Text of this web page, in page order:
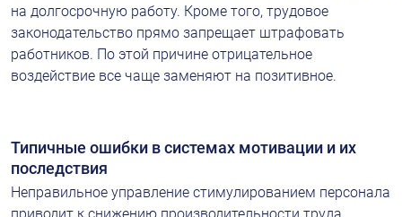
на долгосрочную работу. Кроме того, трудовое
законодательство прямо запрещает штрафовать
работников. По этой причине отрицательное
воздействие все чаще заменяют на позитивное.
Типичные ошибки в системах мотивации и их
последствия
Неправильное управление стимулированием персонала